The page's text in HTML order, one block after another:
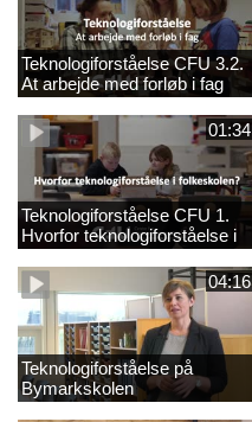
Teknologiforståelse CFU 3.2.
At arbejde med forløb i fag
01:34
Teknologiforståelse CFU 1.
Hvorfor teknologiforståelse i
folkeskolen?
04:16
Teknologiforståelse på
Bymarkskolen